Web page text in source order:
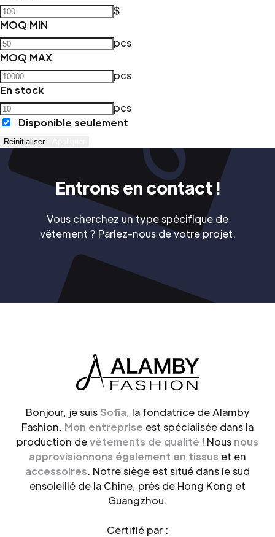
$
MOQ MIN
pcs
MOQ MAX
pcs
En stock
pcs
Disponible seulement
Réinitialiser
Entrons en contact !
Vous cherchez un type spécifique de
vêtement ? Parlez-nous de votre projet.
Bonjour, je suis Sofia, la fondatrice de Alamby
Fashion. Mon entreprise est spécialisée dans la
production devêtements de qualité ! Nous nous
approvisionnons également en tissus et en
accessoires. Notre siège est situé dans le sud
ensoleillé de la Chine, près de Hong Kong et
Guangzhou.
Certifié par :